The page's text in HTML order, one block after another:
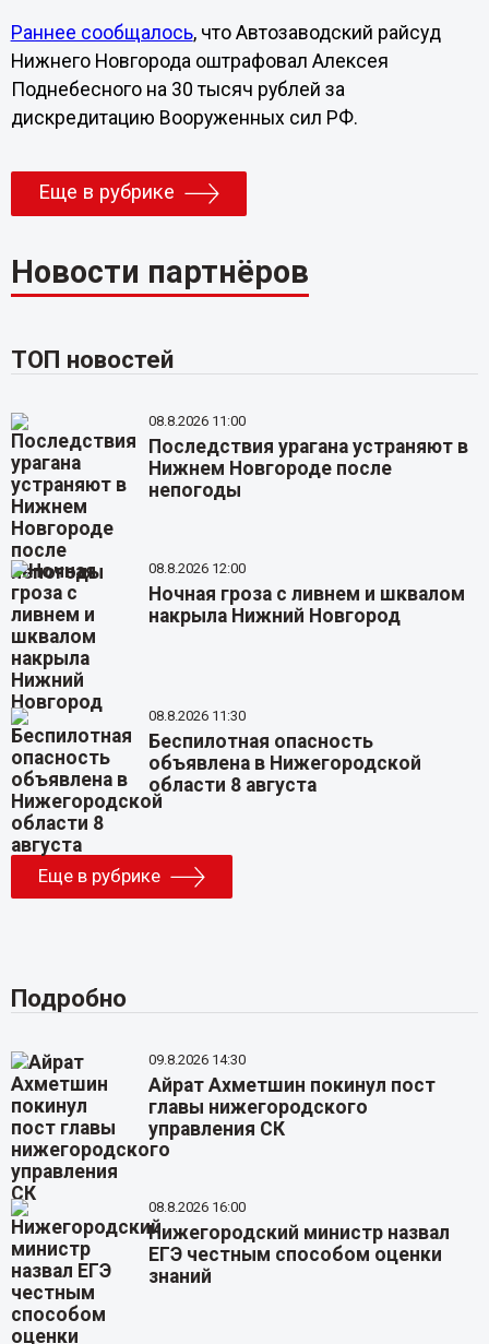
Раннее сообщалось, что Автозаводский райсуд
Нижнего Новгорода оштрафовал Алексея
Поднебесного на 30 тысяч рублей за
дискредитацию Вооруженных сил РФ.
Еще в рубрике
Новости партнёров
ТОП новостей
08.8.2026 11:00
Последствия урагана устраняют в
Нижнем Новгороде после
непогоды
08.8.2026 12:00
Ночная гроза с ливнем и шквалом
накрыла Нижний Новгород
08.8.2026 11:30
Беспилотная опасность
объявлена в Нижегородской
области 8 августа
Еще в рубрике
Подробно
09.8.2026 14:30
Айрат Ахметшин покинул пост
главы нижегородского
управления СК
08.8.2026 16:00
Нижегородский министр назвал
ЕГЭ честным способом оценки
знаний